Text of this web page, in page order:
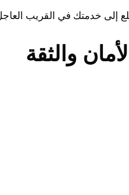
إلى خدمتك في القريب
والثقة